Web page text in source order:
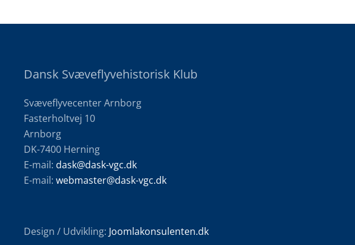
Dansk Svæveflyvehistorisk Klub
Svæveflyvecenter Arnborg
Fasterholtvej 10
Arnborg
DK-7400 Herning
E-mail: dask@dask-vgc.dk
E-mail: webmaster@dask-vgc.dk
Design / Udvikling: Joomlakonsulenten.dk